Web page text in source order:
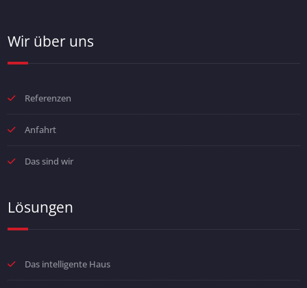
Wir über uns
Referenzen
Anfahrt
Das sind wir
Lösungen
Das intelligente Haus